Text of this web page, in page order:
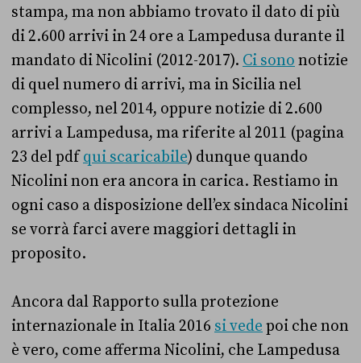
stampa, ma non abbiamo trovato il dato di più
di 2.600 arrivi in 24 ore a Lampedusa durante il
mandato di Nicolini (2012-2017). Ci sono notizie
di quel numero di arrivi, ma in Sicilia nel
complesso, nel 2014, oppure notizie di 2.600
arrivi a Lampedusa, ma riferite al 2011 (pagina
23 del pdfqui scaricabile) dunque quando
Nicolini non era ancora in carica. Restiamo in
ogni caso a disposizione dell’ex sindaca Nicolini
se vorrà farci avere maggiori dettagli in
proposito.
Ancora dal Rapporto sulla protezione
internazionale in Italia 2016 si vede poi che non
è vero, come afferma Nicolini, che Lampedusa